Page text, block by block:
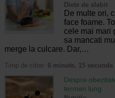
Diete de slabit
De multe ori,
face foame.
cele mai mari
sa mancati
merge la culcare. Dar,…
Timp de citire: 6 minute, 15 secunde
Despre
termen lung